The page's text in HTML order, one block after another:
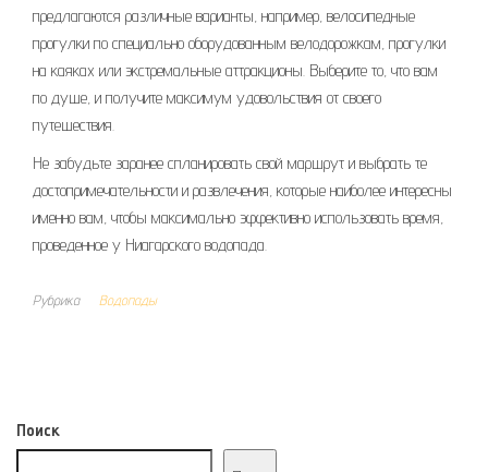
предлагаются различные варианты, например, велосипедные
прогулки по специально оборудованным велодорожкам, прогулки
на каяках или экстремальные аттракционы. Выберите то, что вам
по душе, и получите максимум удовольствия от своего
путешествия.
Не забудьте заранее спланировать свой маршрут и выбрать те
достопримечательности и развлечения, которые наиболее интересны
именно вам, чтобы максимально эффективно использовать время,
проведенное у Ниагарского водопада.
Рубрика Водопады
Поиск